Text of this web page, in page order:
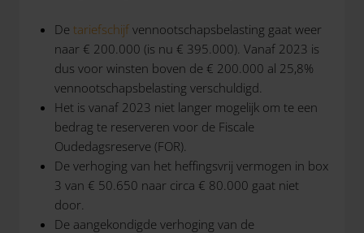
De tariefschijfvennootschapsbelasting gaat weer
naar € 200.000 (is nu € 395.000). Vanaf 2023 is
dus voor winsten boven de € 200.000 al 25,8%
vennootschapsbelasting verschuldigd.
Het is vanaf 2023 niet langer mogelijk om te een
bedrag te reserveren voor de Fiscale
Oudedagsreserve (FOR).
De verhoging van het heffingsvrij vermogen in box
3 van € 50.650 naar circa € 80.000 gaat niet
door.
De aangekondigde verhoging van de